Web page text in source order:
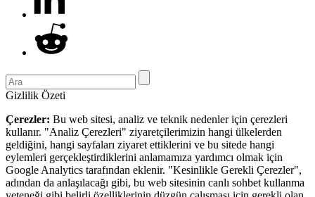
Gizlilik Özeti
Çerezler: Bu web sitesi, analiz ve teknik nedenler için çerezleri
kullanır. "Analiz Çerezleri" ziyaretçilerimizin hangi ülkelerden
geldiğini, hangi sayfaları ziyaret ettiklerini ve bu sitede hangi
eylemleri gerçekleştirdiklerini anlamamıza yardımcı olmak için
Google Analytics tarafından eklenir. "Kesinlikle Gerekli Çerezler",
adından da anlaşılacağı gibi, bu web sitesinin canlı sohbet kullanma